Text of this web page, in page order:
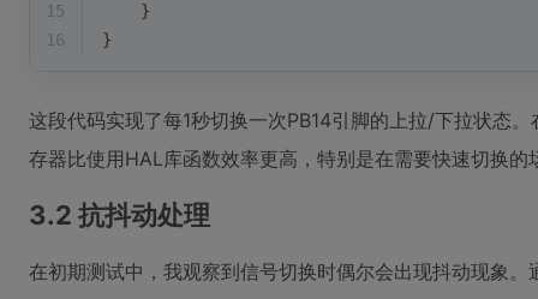
15
    }
16
}
这段代码实现了每1秒切换一次PB14引脚的上拉/下拉状态
存器比使用HAL库函数效率更高，特别是在需要快速切换的
3.2 抗抖动处理
在初期测试中，我观察到信号切换时偶尔会出现抖动现象